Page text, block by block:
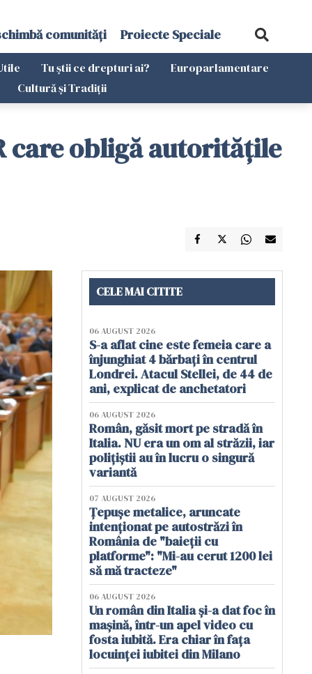
comunități Proiecte Speciale
Tu știi ce drepturi ai?
Europarlamentare
Cultură și Tradiții
care obligă autoritățile
CELE MAI CITITE
06 AUGUST 2026
S-a aflat cine este femeia care a
înjunghiat 4 bărbați în centrul
Londrei. Atacul Stellei, de 44 de
ani, explicat de anchetatori
06 AUGUST 2026
Român, găsit mort pe stradă în
Italia. NU era un om al străzii, iar
polițiștii au în lucru o singură
variantă
07 AUGUST 2026
Țepușe metalice, aruncate
intenționat pe autostrăzi în
România de "baieții cu
platforme": "Mi-au cerut 1200 lei
să mă tracteze"
06 AUGUST 2026
Un român din Italia și-a dat foc în
mașină, într-un apel video cu
fosta iubită. Era chiar în fața
locuinței iubitei din Milano